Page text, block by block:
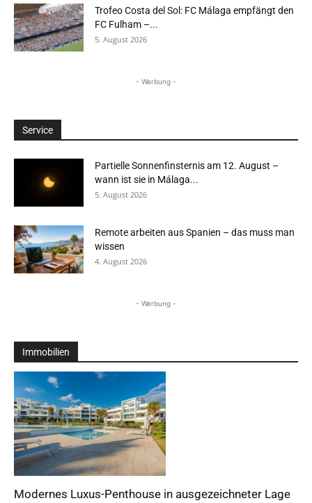
Trofeo Costa del Sol: FC Málaga empfängt den
FC Fulham –...
5. August 2026
- Werbung -
Service
Partielle Sonnenfinsternis am 12. August –
wann ist sie in Málaga...
5. August 2026
Remote arbeiten aus Spanien – das muss man
wissen
4. August 2026
- Werbung -
Immobilien
Modernes Luxus-Penthouse in ausgezeichneter Lage